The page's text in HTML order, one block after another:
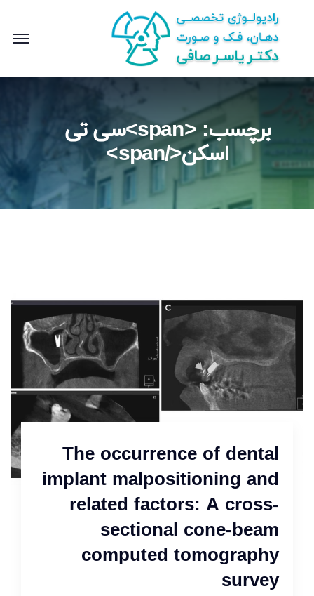
برچسب: <span>سی تی
اسکن</span>
The occurrence of dental
implant malpositioning and
related factors: A cross-
sectional cone-beam
computed tomography
survey